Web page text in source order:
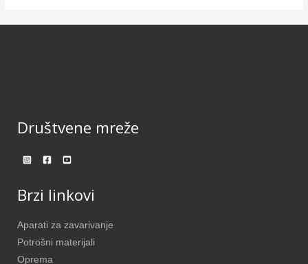
Društvene mreže
Brzi linkovi
Aparati za zavarivanje
Potrošni materijali
Oprema